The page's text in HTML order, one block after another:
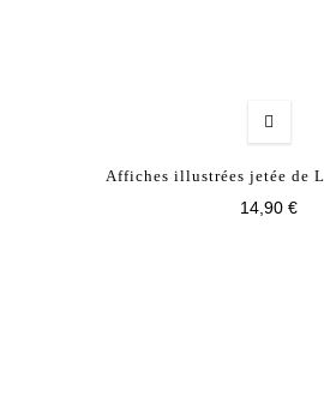
Affiches illustrées jetée de
14,90 €